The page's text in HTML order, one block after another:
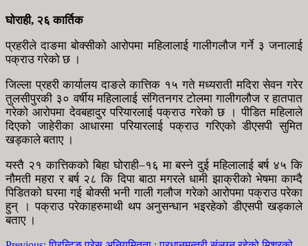
घोराही, २६ कार्तिक
प्रहरीले दाङमा बोक्सीको आरोपमा महिलालाई गालीगलौज गर्ने ३ जनालाई
पक्राउ गरेको छ ।
जिल्ला प्रहरी कार्यालय दाङले कात्तिक १५ गते मध्यराती मदिरा सेवन गरेर
तुलसीपुरकी ३० वर्षीय महिलालाई संगितनगर टोलमा गालीगलौज र हातपात
गरेको आरोपमा देवबहादुर परियारलाई पक्राउ गरेको छ । पीडित महिलाले
दिएको जाहेरीका आधारमा परियारलाई पक्राउ गरिएको डीएसपी सुमित
खड्काले बताए ।
यस्तै २१ कात्तिकको बिहा घोराही–१६ मा बस्ने दुई महिलालाई बर्ष ४५ कि
नौमती महरा र बर्ष २८ कि दिपा बाठा मगरले धामी झाक्रीको भेषमा काम्दै
पिडितको घरमा गई बोक्सी भनी गाली गलौज गरेको आरोपमा पक्राउ परेका
हुन् । पक्राउ परेकाहरुमाथी थप अनुसन्धान भइरहेको डीएसपी खड्काले
बताए ।